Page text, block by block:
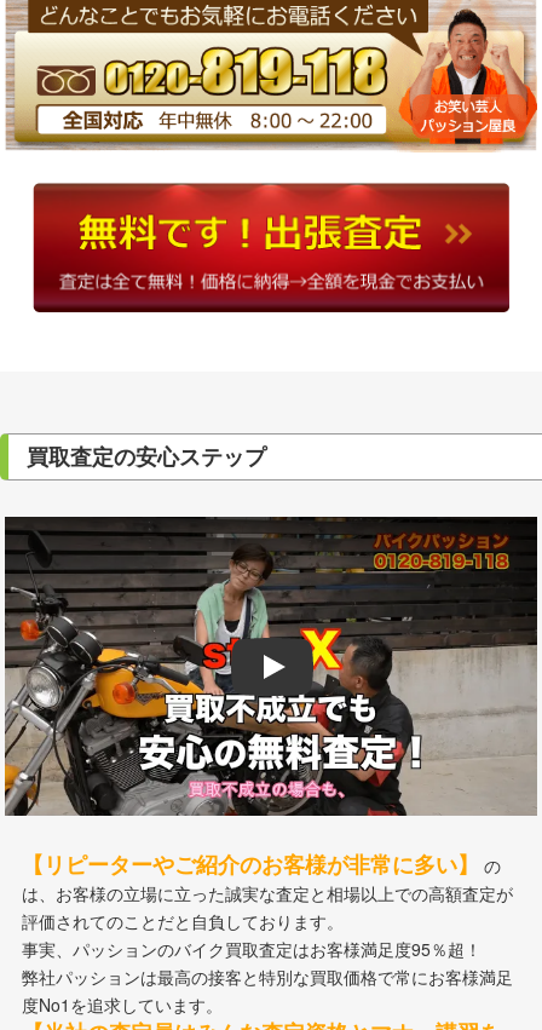
買取査定の安心ステップ
Play
【リピーターやご紹介のお客様が非常に多い】
は、お客様の立場に立った誠実な査定と相場以上での高額査定が
評価されてのことだと自負しております。
事実、パッションのバイク買取査定はお客様満足度95％超！
弊社パッションは最高の接客と特別な買取価格で常にお客様満足
度No1を追求しています。